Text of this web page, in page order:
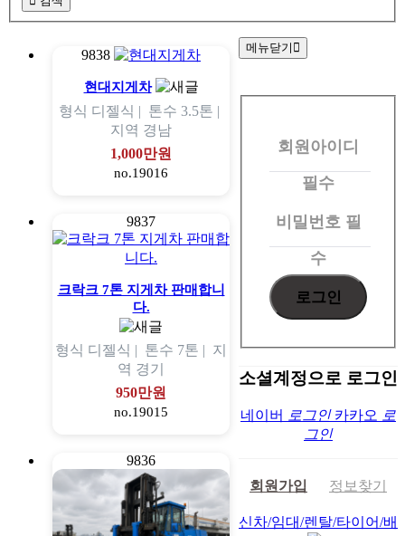
9838
현대지게차
형식 디젤식 | 톤수 3.5톤 |
지역 경남
1,000만원
no.19016
9837
크락크 7톤 지게차 판매합니
다.
형식 디젤식 | 톤수 7톤 | 지
역 경기
950만원
no.19015
9836
메뉴닫기
회
회원아이디
필수
비밀번호 필
수
소셜계정으로 로그인
네이버 로그인 카카오 로
그인
회원가입 정보찾기
신차/임대/렌탈/타이어/배